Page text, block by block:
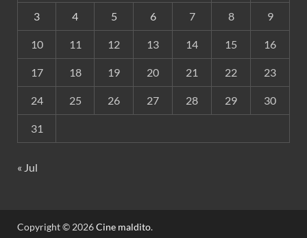
3 4 5 6 7 8 9
10 11 12 13 14 15 16
17 18 19 20 21 22 23
24 25 26 27 28 29 30
31
« Jul
Copyright © 2026Cine maldito.